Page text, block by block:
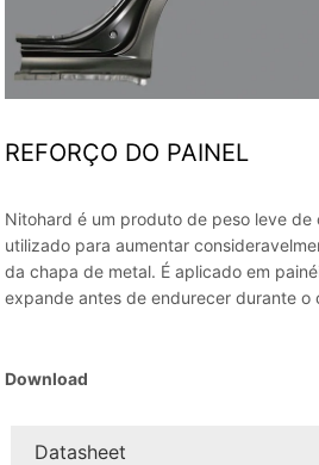
REFORÇO DO PAINEL
Nitohard é um produto de peso leve de
utilizado para aumentar
da chapa de metal. É aplicado em
expande antes de endurecer durante o
Download
Datasheet